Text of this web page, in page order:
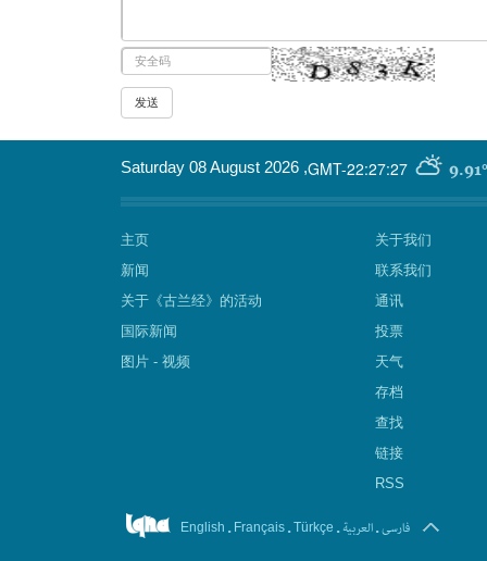
GMT-22:27:27 9.91°
Saturday 08 August 2026 ,
主页
新闻
关于《古兰经》的活动
国际新闻
图片 - 视频
关于我们
联系我们
通讯
投票
天气
存档
查找
链接
RSS
English . Français .Türkçe .العربیة.فارسی